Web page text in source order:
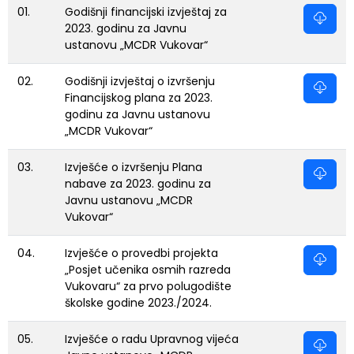
01.
Godišnji financijski izvještaj za
2023. godinu za Javnu
ustanovu „MCDR Vukovar“
02.
Godišnji izvještaj o izvršenju
Financijskog plana za 2023.
godinu za Javnu ustanovu
„MCDR Vukovar“
03.
Izvješće o izvršenju Plana
nabave za 2023. godinu za
Javnu ustanovu „MCDR
Vukovar“
04.
Izvješće o provedbi projekta
„Posjet učenika osmih razreda
Vukovaru“ za prvo polugodište
školske godine 2023./2024.
05.
Izvješće o radu Upravnog vijeća